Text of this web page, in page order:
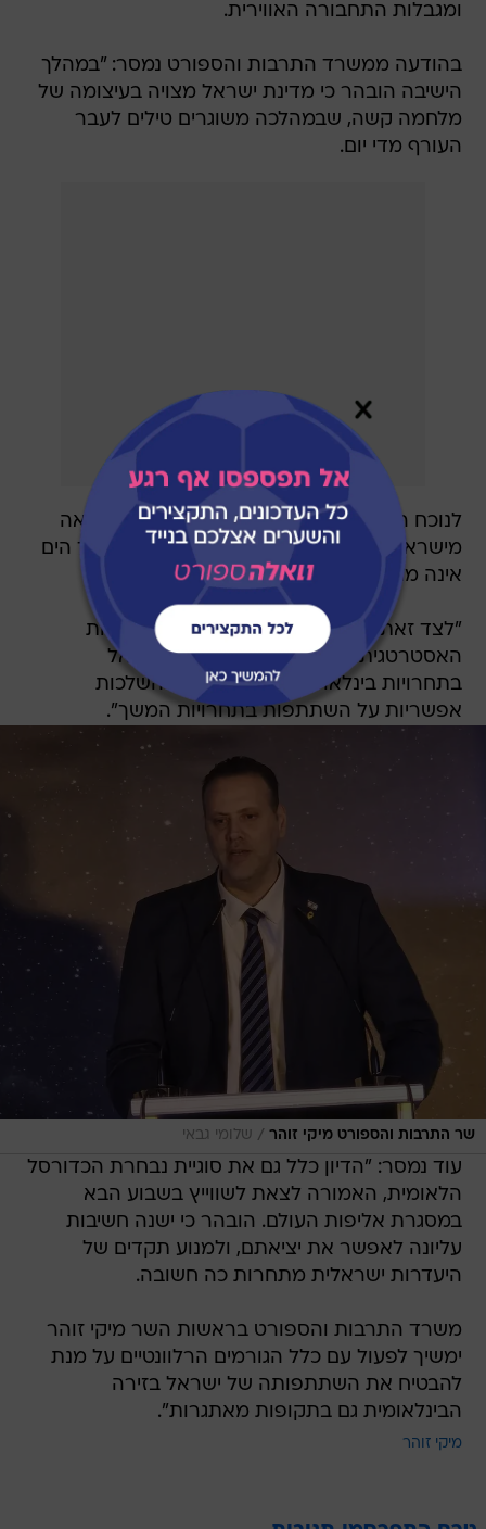
ומגבלות התחבורה האווירית.
בהודעה ממשרד התרבות והספורט נמסר: "במהלך
הישיבה הובהר כי מדינת ישראל מצויה בעיצומה של
מלחמה קשה, שבמהלכה משוגרים טילים לעבר
העורף מדי יום.
לנוכח המלחמה, חלות מגבלות חמורות על יציאה
מישראל - המרחב האווירי סגור, והיציאה בדרך הים
אינה מתאפשרת.
"לצד זאת, הדגישו נציגי המשרד את החשיבות
האסטרטגית שבהשתתפות נבחרות ישראל
בתחרויות בינלאומיות, במיוחד לאור השלכות
אפשריות על השתתפות בתחרויות המשך".
שר התרבות והספורט מיקי זוהר / שלומי גבאי
עוד נמסר: "הדיון כלל גם את סוגיית נבחרת הכדורסל
הלאומית, האמורה לצאת לשווייץ בשבוע הבא
במסגרת אליפות העולם. הובהר כי ישנה חשיבות
עליונה לאפשר את יציאתם, ולמנוע תקדים של
היעדרות ישראלית מתחרות כה חשובה.
משרד התרבות והספורט בראשות השר מיקי זוהר
ימשיך לפעול עם כלל הגורמים הרלוונטיים על מנת
להבטיח את השתתפותה של ישראל בזירה
הבינלאומית גם בתקופות מאתגרות".
מיקי זוהר